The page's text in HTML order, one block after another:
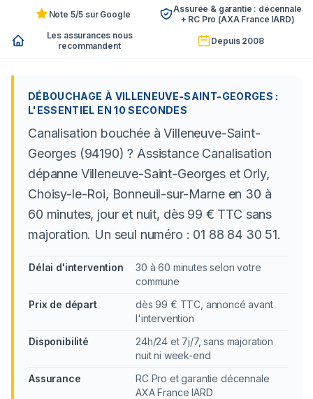
Note 5/5 sur Google
Assurée & garantie : décennale
+ RC Pro (AXA France IARD)
Les assurances nous
recommandent
Depuis 2008
DÉBOUCHAGE À VILLENEUVE-SAINT-GEORGES :
L'ESSENTIEL EN 10 SECONDES
Canalisation bouchée à Villeneuve-Saint-
Georges (94190) ? Assistance Canalisation
dépanne Villeneuve-Saint-Georges et Orly,
Choisy-le-Roi, Bonneuil-sur-Marne en 30 à
60 minutes, jour et nuit, dès 99 € TTC sans
majoration. Un seul numéro : 01 88 84 30 51.
Délai d'intervention
30 à 60 minutes selon votre
commune
Prix de départ
dès 99 € TTC, annoncé avant
l'intervention
Disponibilité
24h/24 et 7j/7, sans majoration
nuit ni week-end
Assurance
RC Pro et garantie décennale
AXA France IARD